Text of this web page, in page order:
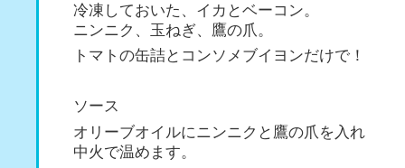
冷凍しておいた、イカとベーコン。
ニンニク、玉ねぎ、鷹の爪。
トマトの缶詰とコンソメブイヨンだけで！
ソース
オリーブオイルにニンニクと鷹の爪を入れ
中火で温めます。